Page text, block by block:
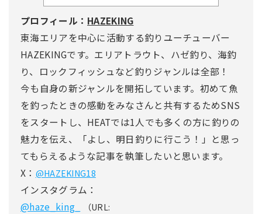
プロフィール： HAZEKING
東海エリアを中心に活動する釣りユーチューバー
HAZEKINGです。エリアトラウト、ハゼ釣り、海釣
り、ロックフィッシュなど釣りジャンルは全部！
今も自身の新ジャンルを開拓しています。初めて魚
を釣ったときの感動をみなさんと共有するためSNS
をスタートし、HEATでは1人でも多くの方に釣りの
魅力を伝え、「よし、明日釣りに行こう！」と思っ
てもらえるような記事を執筆したいと思います。
X： @HAZEKING18
インスタグラム：
@haze_king_
（URL: